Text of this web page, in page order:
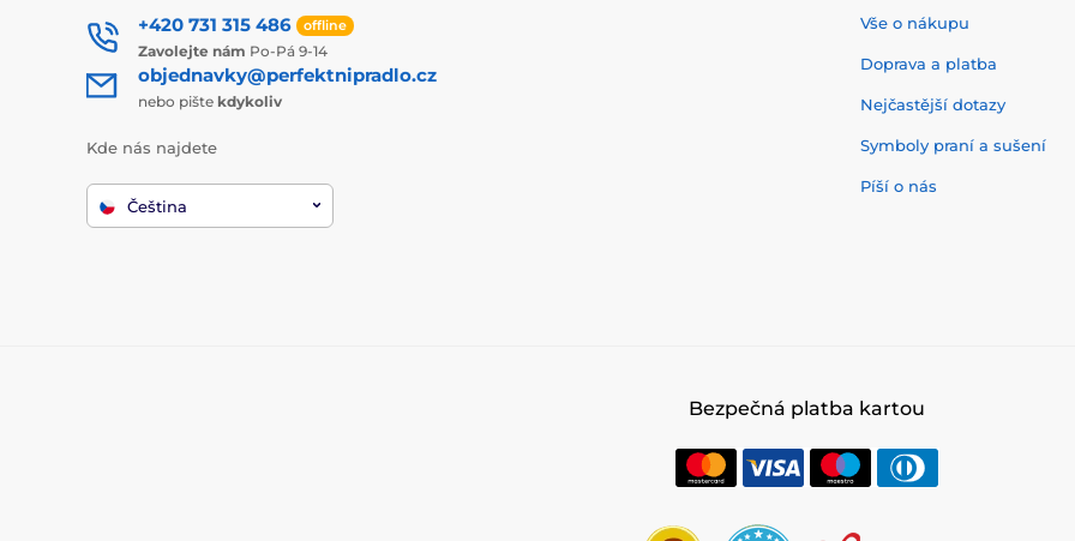
+420 731 315 486 offline
Zavolejte nám Po-Pá 9-14
objednavky@perfektnipradlo.cz
nebo pište kdykoliv
Kde nás najdete
Čeština
Vše o nákupu
Doprava a platba
Nejčastější dotazy
Symboly praní a sušení
Píší o nás
Bezpečná platba kartou